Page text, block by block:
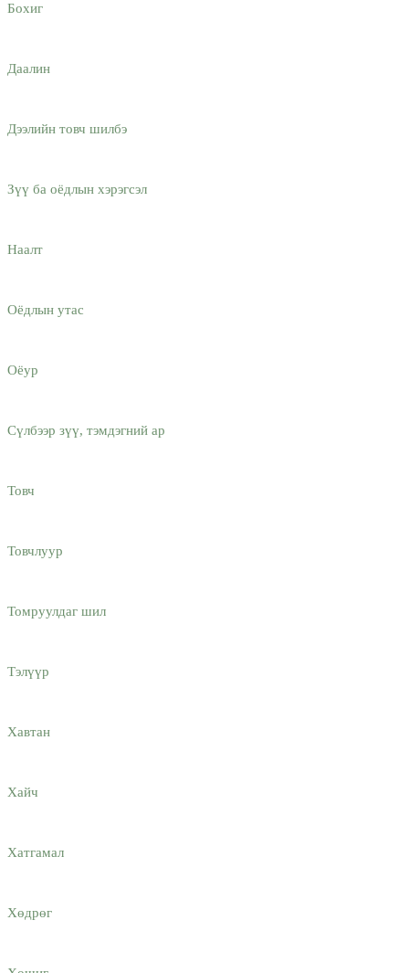
Бохиг
Даалин
Дээлийн товч шилбэ
Зүү ба оёдлын хэрэгсэл
Наалт
Оёдлын утас
Оёур
Сүлбээр зүү, тэмдэгний ар
Товч
Товчлуур
Томруулдаг шил
Тэлүүр
Хавтан
Хайч
Хатгамaл
Хөдрөг